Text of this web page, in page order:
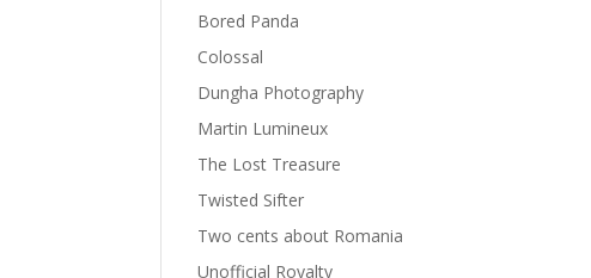
Bored Panda
Colossal
Dungha Photography
Martin Lumineux
The Lost Treasure
Twisted Sifter
Two cents about Romania
Unofficial Royalty